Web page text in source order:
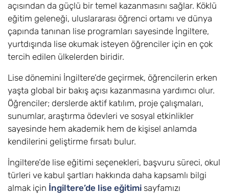
açısından da güçlü bir temel kazanmasını sağlar. Köklü
eğitim geleneği, uluslararası öğrenci ortamı ve dünya
çapında tanınan lise programları sayesinde İngiltere,
yurtdışında lise okumak isteyen öğrenciler için en çok
tercih edilen ülkelerden biridir.
Lise dönemini İngiltere’de geçirmek, öğrencilerin erken
yaşta global bir bakış açısı kazanmasına yardımcı olur.
Öğrenciler; derslerde aktif katılım, proje çalışmaları,
sunumlar, araştırma ödevleri ve sosyal etkinlikler
sayesinde hem akademik hem de kişisel anlamda
kendilerini geliştirme fırsatı bulur.
İngiltere’de lise eğitimi seçenekleri, başvuru süreci, okul
türleri ve kabul şartları hakkında daha kapsamlı bilgi
almak için İngiltere’de lise eğitimi sayfamızı